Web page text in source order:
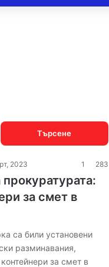
2023
1 283
за смет в
са били установени
разминавания,
за смет в